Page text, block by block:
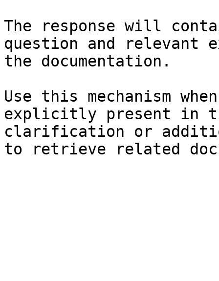
The response will
question and relevant
the documentation.
Use this mechanism
explicitly present in
clarification or